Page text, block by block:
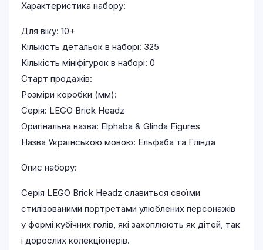
Характеристика набору:
Для віку: 10+
Кількість детальок в наборі: 325
Кількість мініфігурок в наборі: 0
Старт продажів:
Розміри коробки (мм):
Серія: LEGO Brick Headz
Оригінальна назва: Elphaba & Glinda Figures
Назва Українською мовою: Ельфаба та Глінда
Опис набору:
Серія LEGO Brick Headz славиться своїми
стилізованими портретами улюблених персонажів
у формі кубічних голів, які захоплюють як дітей, так
і дорослих колекціонерів.